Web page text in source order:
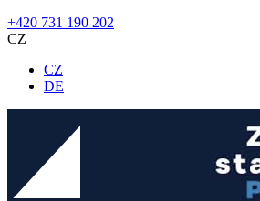
+420 731 190 202
CZ
CZ
DE